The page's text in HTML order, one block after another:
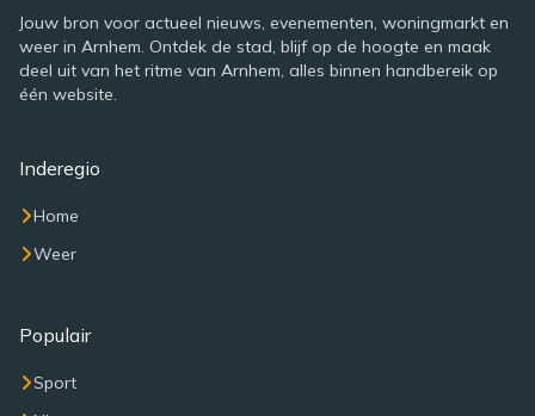
Jouw bron voor actueel nieuws, evenementen, woningmarkt en
weer in Arnhem. Ontdek de stad, blijf op de hoogte en maak
deel uit van het ritme van Arnhem, alles binnen handbereik op
één website.
Inderegio
Home
Weer
Populair
Sport